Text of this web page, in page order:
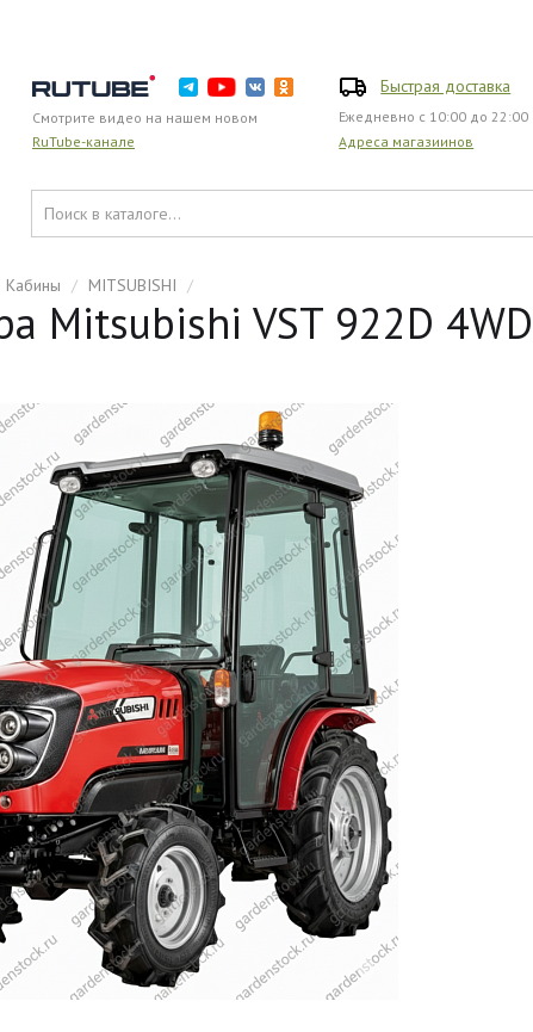
Смотрите видео на нашем новом
RuTube-канале
Быстрая доставка
Ежедневно с 10:00 до 22:00
Адреса магазиинов
Кабины / MITSUBISHI /
Mitsubishi VST 922D